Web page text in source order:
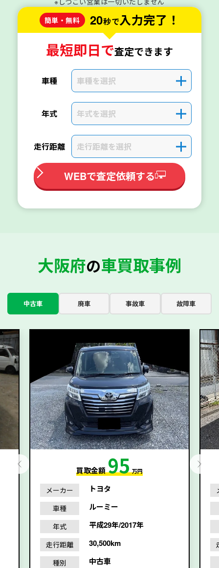
簡単・無料
20秒で入力完了！
最短即日で査定できます
車種 車種を選択 ＋
年式 年式を選択 ＋
走行距離 走行距離を選択 ＋
WEBで査定依頼する
大阪府の車買取事例
中古車 廃車 事故車 故障車
買取金額95 万円
メーカー トヨタ
車種 ルーミー
年式 平成29年/2017年
走行距離 30,500km
種別 中古車